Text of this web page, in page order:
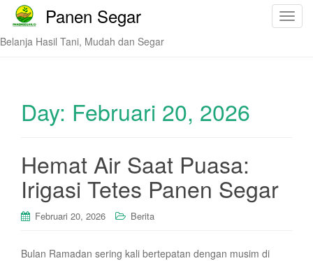
T
Panen Segar
Belanja Hasil Tani, Mudah dan Segar
Day: Februari 20, 2026
Hemat Air Saat Puasa:
Irigasi Tetes Panen Segar
Februari 20, 2026 Berita
Bulan Ramadan sering kali bertepatan dengan musim di